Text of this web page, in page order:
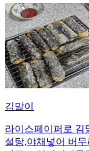
김말이
라이스페이퍼로 김
설탕,야채넣어 버